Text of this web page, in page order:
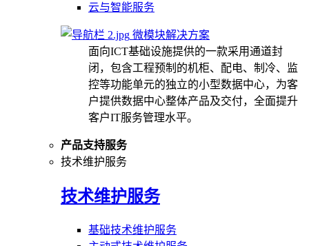
云与智能服务
微模块解决方案
面向ICT基础设施提供的一款采用通道封
闭，包含工程预制的机柜、配电、制冷、监
控等功能单元的独立的小型数据中心，为客
户提供数据中心整体产品及交付，全面提升
客户IT服务管理水平。
产品支持服务
技术维护服务
技术维护服务
基础技术维护服务